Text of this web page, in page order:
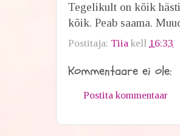
Tegelikult on kõik
kõik. Peab saama.
Postitaja: Tiia kell 16:33
Kommentaare ei ole:
Postita kommentaar